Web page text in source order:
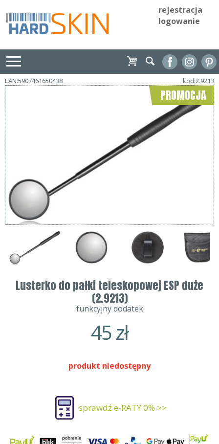
rejestracja
logowanie
EAN:5907461650438 kod:2.9213
PROMOCJA
Lusterko do pałki teleskopowej ESP duże
(2.9213)
funkcyjny dodatek
45zł
produkt niedostępny
sprawdź e-RATY 0% >>